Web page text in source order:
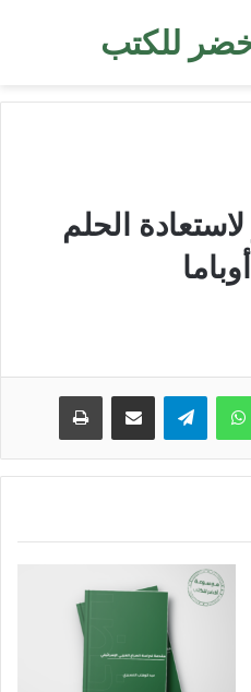
للكتب
الحلم
واتساب تيلقرام مشاركة عبر البريد طباعة